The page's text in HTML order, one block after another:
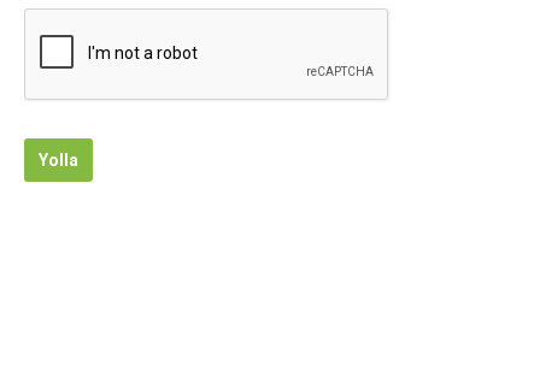
Yolla